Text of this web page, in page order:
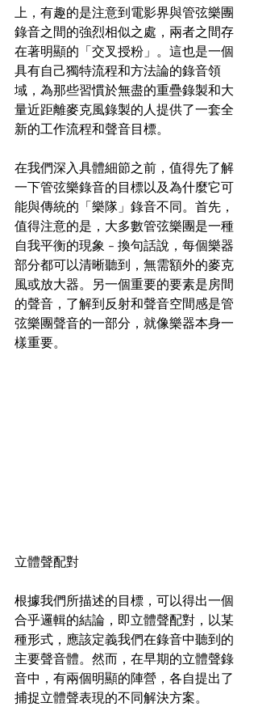
上，有趣的是注意到電影界與管弦樂團
錄音之間的強烈相似之處，兩者之間存
在著明顯的「交叉授粉」。這也是一個
具有自己獨特流程和方法論的錄音領
域，為那些習慣於無盡的重疊錄製和大
量近距離麥克風錄製的人提供了一套全
新的工作流程和聲音目標。
在我們深入具體細節之前，值得先了解
一下管弦樂錄音的目標以及為什麼它可
能與傳統的「樂隊」錄音不同。首先，
值得注意的是，大多數管弦樂團是一種
自我平衡的現象 - 換句話說，每個樂器
部分都可以清晰聽到，無需額外的麥克
風或放大器。另一個重要的要素是房間
的聲音，了解到反射和聲音空間感是管
弦樂團聲音的一部分，就像樂器本身一
樣重要。
立體聲配對
根據我們所描述的目標，可以得出一個
合乎邏輯的結論，即立體聲配對，以某
種形式，應該定義我們在錄音中聽到的
主要聲音體。然而，在早期的立體聲錄
音中，有兩個明顯的陣營，各自提出了
捕捉立體聲表現的不同解決方案。